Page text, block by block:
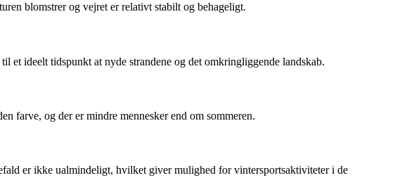
blomstrer og vejret er relativt stabilt og behageligt.
et ideelt tidspunkt at nyde strandene og det omkringliggende landskab.
farve, og der er mindre mennesker end om sommeren.
er ikke ualmindeligt, hvilket giver mulighed for vintersportsaktiviteter i de